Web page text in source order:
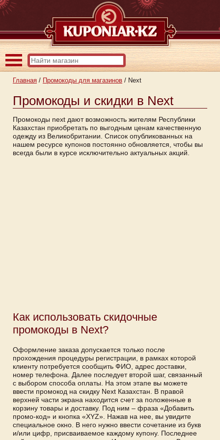
Главная / Промокоды для магазинов / Next
Промокоды и скидки в Next
Промокоды next дают возможность жителям Республики
Казахстан приобретать по выгодным ценам качественную
одежду из Великобритании. Список опубликованных на
нашем ресурсе купонов постоянно обновляется, чтобы вы
всегда были в курсе исключительно актуальных акций.
Как использовать скидочные
промокоды в Next?
Оформление заказа допускается только после
прохождения процедуры регистрации, в рамках которой
клиенту потребуется сообщить ФИО, адрес доставки,
номер телефона. Далее последует второй шаг, связанный
с выбором способа оплаты. На этом этапе вы можете
ввести промокод на скидку Next Казахстан. В правой
верхней части экрана находится счет за положенные в
корзину товары и доставку. Под ним – фраза «Добавить
промо-код» и кнопка «XYZ». Нажав на нее, вы увидите
специальное окно. В него нужно ввести сочетание из букв
и/или цифр, присваиваемое каждому купону. Последнее